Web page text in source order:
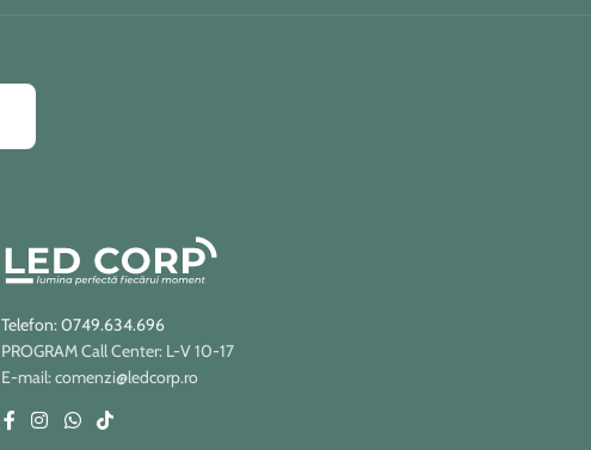
Telefon: 0749.634.696
PROGRAM Call Center: L-V 10-17
E-mail: comenzi@ledcorp.ro